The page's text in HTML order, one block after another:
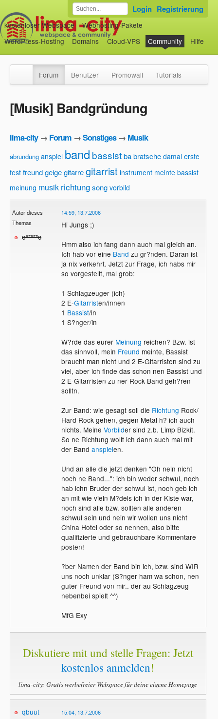
kostenloser Webspace
Webhosting-Pakete
WordPress-Hosting
Domains Cloud-VPS Community Hilfe
Login Registrierung
Forum Benutzer Promowall Tutorials
[Musik] Bandgründung
lima-city→ Forum →Sonstiges→ Musik
abrundung anspiel band bassistbabratsche damal erste
fest freundgeigegitarregitarrist instrument meinte bassist
meinung musik richtungsong vorbild
Autor dieses
Themas
e*****c
14:59, 13.7.2006
Hi Jungs ;)
Hmm also ich fang dann auch mal gleich an.
Ich hab vor eine Band zu gr?nden. Daran ist
ja nix verkehrt. Jetzt zur Frage, ich habs mir
so vorgestellt, mal grob:
1 Schlagzeuger (ich)
2 E-Gitarristen/innen
1 Bassist/in
1 S?nger/in
W?rde das eurer Meinung reichen? Bzw. ist
das sinnvoll, mein Freund meinte, Bassist
braucht man nicht und 2 E-Gitarristen sind zu
viel, aber ich finde das schon nen Bassist und
2 E-Gitarristen zu ner Rock Band geh?ren
solltn.
Zur Band: wie gesagt soll die Richtung Rock/
Hard Rock gehen, gegen Metal h? ich auch
nichts. Meine Vorbilder sind z.b. Limp Bizkit.
So ne Richtung wollt ich dann auch mal mit
der Band anspielen.
Und an alle die jetzt denken "Oh nein nicht
noch ne Band...": ich bin weder schwul, noch
hab ichn Bruder der schwul ist, noch geb ich
an mit wie vieln M?dels ich in der Kiste war,
noch sind alle bzw. sollten alle anderen
schwul sein und nein wir wollen uns nicht
China Hotel oder so nennen, also bitte
qualifizierte und gebrauchbare Kommentare
posten!
?ber Namen der Band bin ich, bzw. sind WIR
uns noch unklar (S?nger ham wa schon, nen
guter Freund von mir.. der au Schlagzeug
nebenbei spielt ^^)
MfG Exy
Diskutiere mit und stelle Fragen: Jetzt
kostenlos anmelden!
lima-city: Gratis werbefreier Webspace für deine eigene Homepage
qbuut
15:04, 13.7.2006